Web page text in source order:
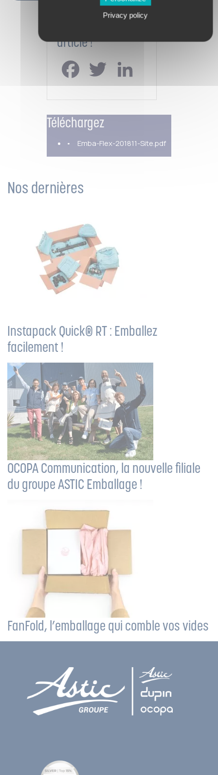
article !
FacebookTwitter
Téléchargez
Emba-Flex-201811-Site.pdf
Nos dernières
Instapack Quick® RT : Emballez
facilement !
OCOPA Communication, la nouvelle filiale
du groupe ASTIC Emballage !
FanFold, l’emballage qui comble vos vides
Privacy policy